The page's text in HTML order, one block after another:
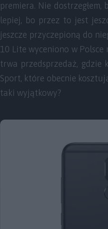
premiera. Nie
lepiej, bo przez to jest
jeszcze przyczepioną do
10 Lite wyceniono w Polsce
trwa przedsprzedaż, gdzie
Sport, które obecnie
taki wyjątkowy?